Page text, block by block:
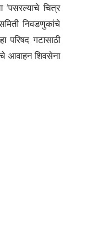
‘पसरल्याचे चित्र
निवडणुकांचे
परिषद गटासाठी
आवाहन शिवसेना